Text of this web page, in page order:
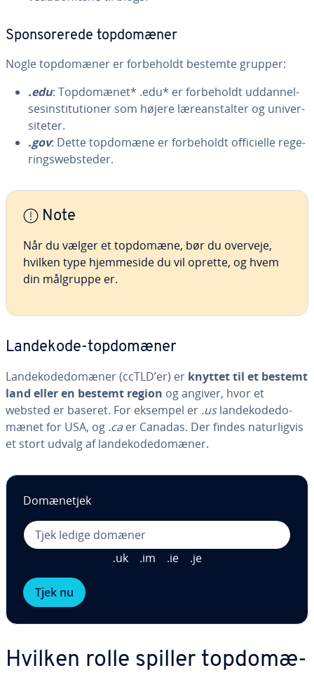
Sponso­re­re­de top­do­mæ­ner
Nogle top­do­mæ­ner er for­be­holdt bestemte grupper:
.edu: Top­do­mæ­net* .edu* er for­be­holdt ud­dan­nel­
ses­in­sti­tu­tio­ner som højere læ­re­an­stal­ter og uni­ver­
si­te­ter.
.gov: Dette topdomæne er for­be­holdt of­fi­ci­el­le re­ge­
rings­web­s­te­der.
Note
Når du vælger et topdomæne, bør du overveje,
hvilken type hjem­mesi­de du vil oprette, og hvem
din målgruppe er.
Landekode-top­do­mæ­ner
Lan­de­ko­de­do­mæ­ner (ccTLD’er) er knyttet til et bestemt
land eller en bestemt region og angiver, hvor et
websted er baseret. For eksempel er .uslan­de­ko­de­do­
mæ­net for USA, og .caer Canadas. Der findes na­tur­lig­vis
et stort udvalg af lan­de­ko­de­do­mæ­ner.
Do­mæ­ne­tjek
.uk .im .ie .je
Tjek nu
Hvilken rolle spiller top­do­mæ­